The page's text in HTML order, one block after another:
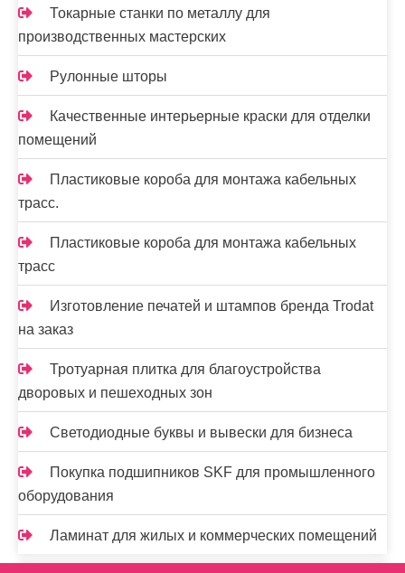
Токарные станки по металлу для
производственных мастерских
Рулонные шторы
Качественные интерьерные краски для отделки
помещений
Пластиковые короба для монтажа кабельных
трасс.
Пластиковые короба для монтажа кабельных
трасс
Изготовление печатей и штампов бренда Trodat
на заказ
Тротуарная плитка для благоустройства
дворовых и пешеходных зон
Светодиодные буквы и вывески для бизнеса
Покупка подшипников SKF для промышленного
оборудования
Ламинат для жилых и коммерческих помещений